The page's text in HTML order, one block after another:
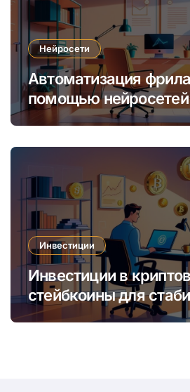
Нейросети
Автоматизация
помощью
увеличить доход и
Инвестиции
Инвестиции в
стейбкоины для
онлайн-заработка в